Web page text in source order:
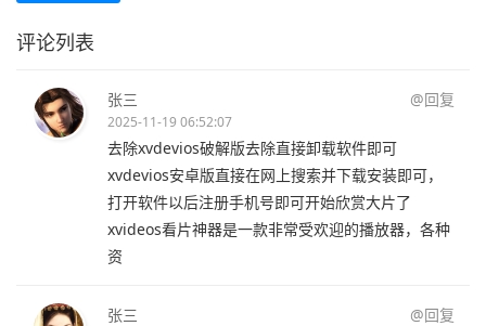
评论列表
张三 @回复
2025-11-19 06:52:07
去除xvdevios破解版去除直接卸载软件即可
xvdevios安卓版直接在网上搜索并下载安装即可，
打开软件以后注册手机号即可开始欣赏大片了
xvideos看片神器是一款非常受欢迎的播放器，各种
资
张三 @回复